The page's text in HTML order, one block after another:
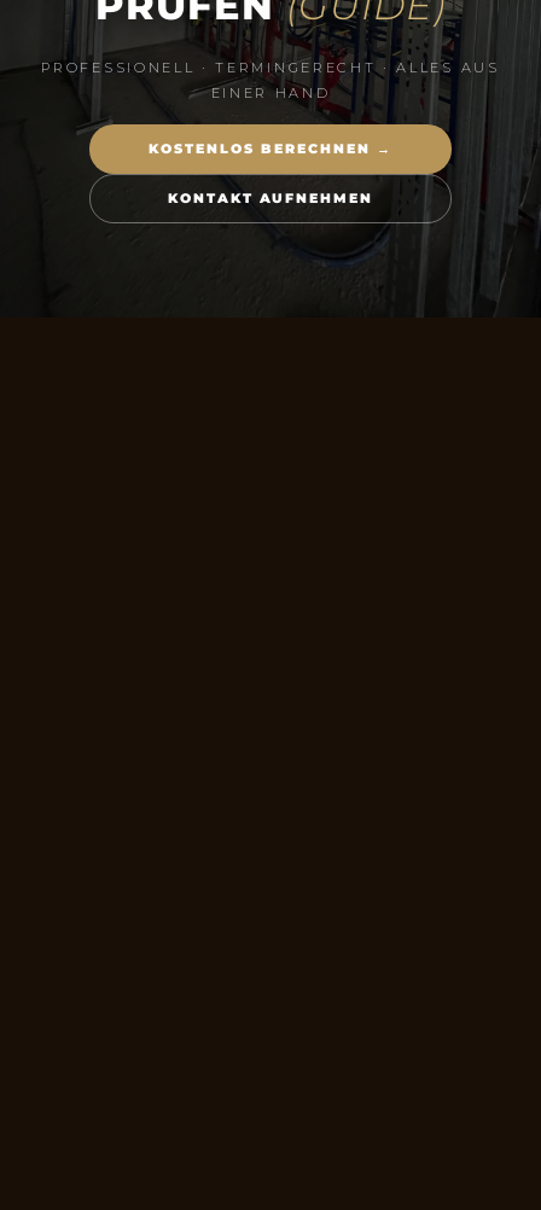
PROFESSIONELL · TERMINGERECHT · ALLES AUS
EINER HAND
KOSTENLOS BERECHNEN →
KONTAKT AUFNEHMEN